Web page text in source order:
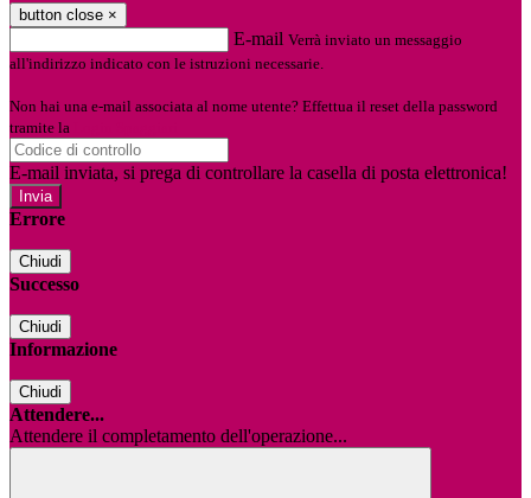
button close ×
E-mail Verrà inviato un messaggio
all'indirizzo indicato con le istruzioni necessarie.
Non hai una e-mail associata al nome utente? Effettua il reset della password
tramite la
E-mail inviata, si prega di controllare la casella di posta elettronica!
Errore
Chiudi
Successo
Chiudi
Informazione
Chiudi
Attendere...
Attendere il completamento dell'operazione...